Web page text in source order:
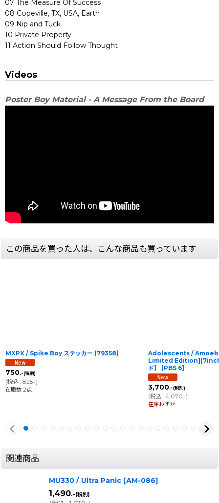
07 The Measure Of Success
08 Copeville, TX, USA, Earth
09 Nip and Tuck
10 Private Property
11 Action Should Follow Thought
Videos
Poster Boy Material - A Message From the Board
この商品を買った人は、こんな商品も買っています
MXPX / Spike Boy ステッカー [79358]
750.-(税別)
(税込: 825.-)
在庫数 2点
Adolescents /
Limited Edition][7inch
ド】
[PBS 6]
3,700.-(税別)
(税込: 4,070 .-)
在庫わずか
関連商品
MU330 / Ultra Panic [AM-086]
1,490.-(税別)